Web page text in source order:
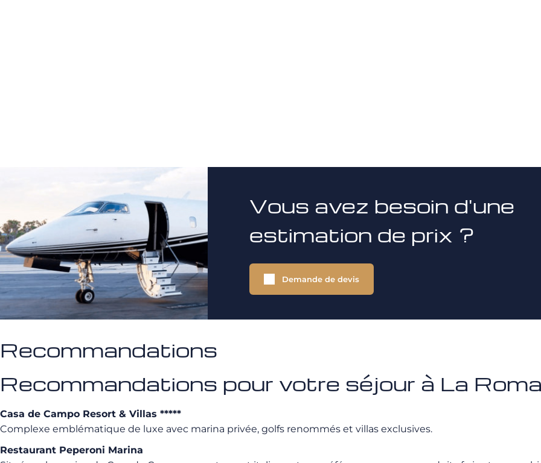
Vous avez besoin d'une
estimation de prix ?
Demande de devis
Recommandations
Recommandations pour votre séjour à La
Casa de Campo Resort & Villas *****
Complexe emblématique de luxe avec marina privée, golfs renommés et villas exclusives.
Restaurant Peperoni Marina